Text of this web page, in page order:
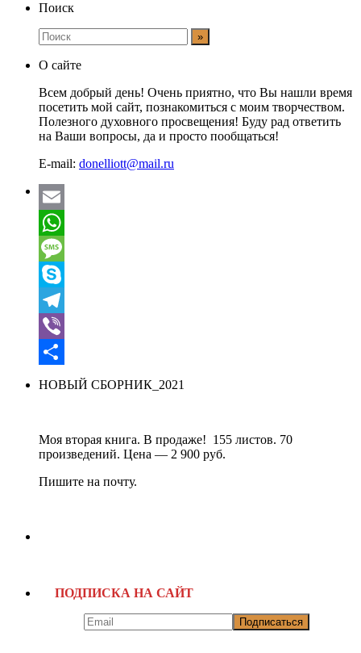
Поиск
О сайте
Всем добрый день! Очень приятно, что Вы нашли время
посетить мой сайт, познакомиться с моим творчеством.
Полезного духовного просвещения! Буду рад ответить
на Ваши вопросы, да и просто пообщаться!
E-mail: donelliott@mail.ru
Email
WhatsApp
Message
Skype
Telegram
Viber
Отправить
НОВЫЙ СБОРНИК_2021
Моя вторая книга. В продаже! 155 листов. 70
произведений. Цена — 2 900 руб.
Пишите на почту.
ПОДПИСКА НА САЙТ